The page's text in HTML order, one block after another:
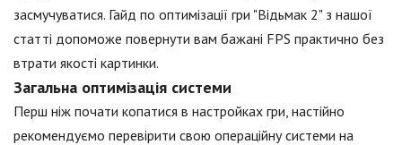
засмучуватися. Гайд по оптимізації гри "Відьмак 2" з нашої
статті допоможе повернути вам бажані FPS практично без
втрати якості картинки.
Загальна оптимізація системи
Перш ніж почати копатися в настройках гри, настійно
рекомендуємо перевірити свою операційну системи на